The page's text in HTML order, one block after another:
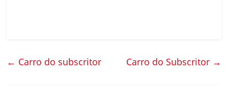
← Carro do subscritor Carro do Subscritor →